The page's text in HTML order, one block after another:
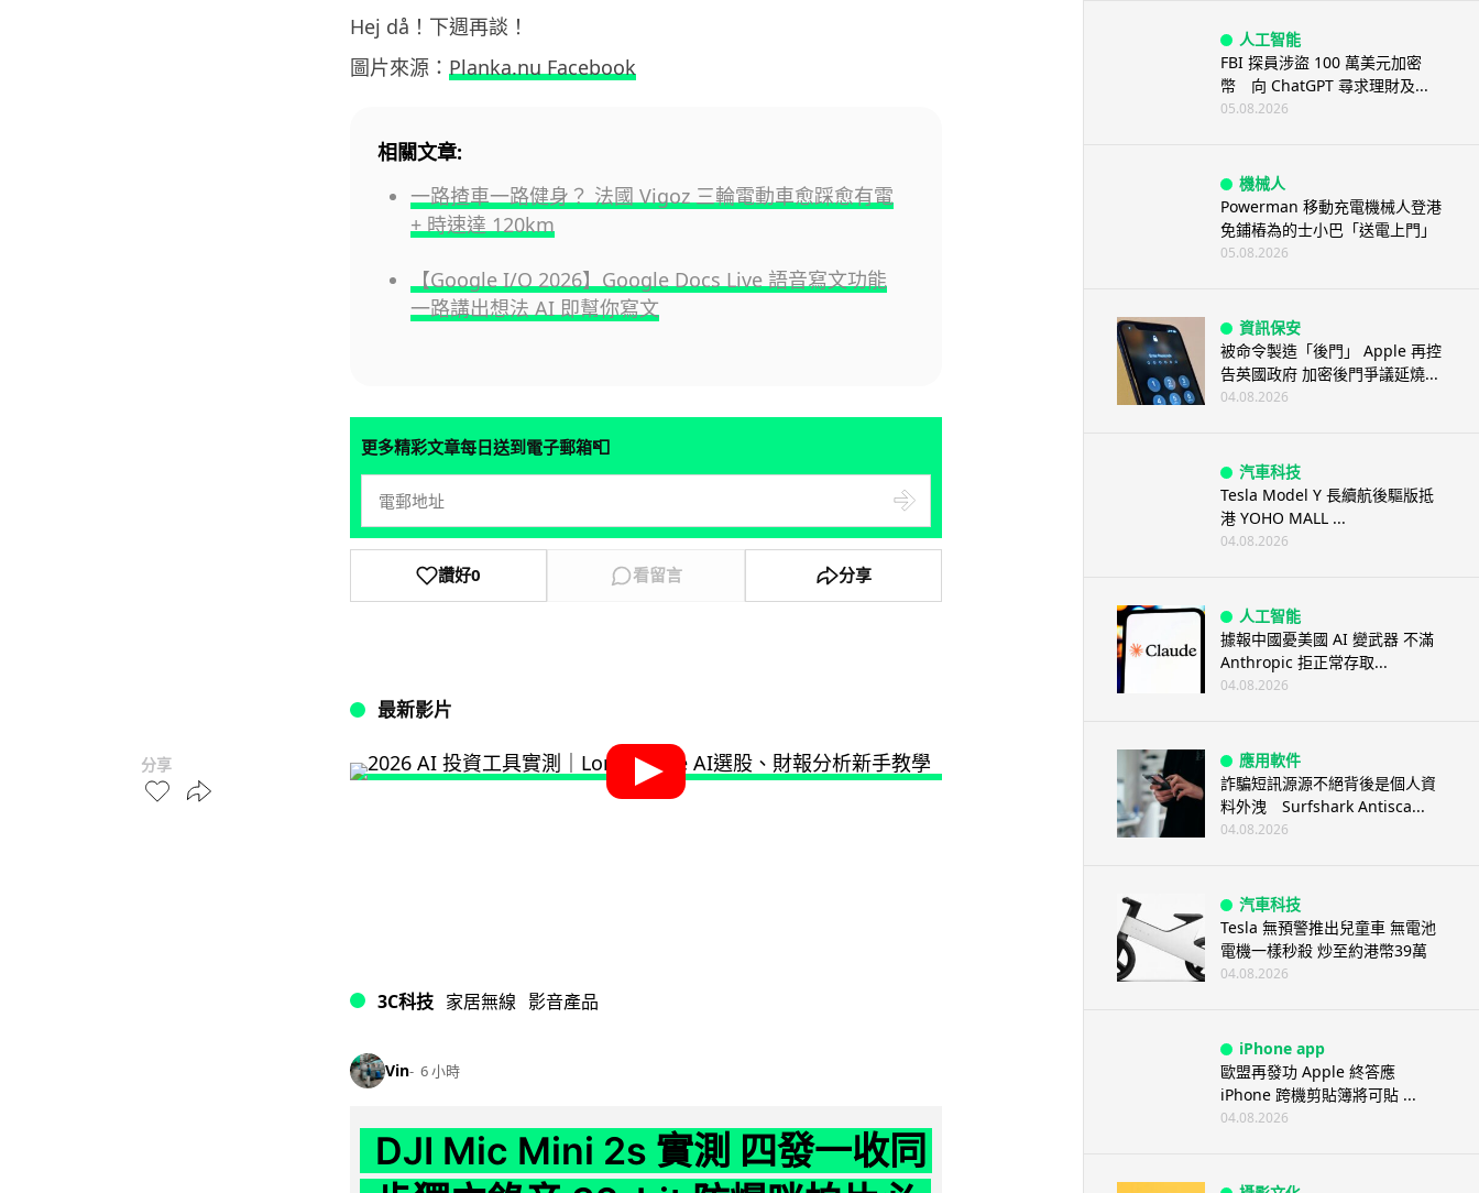
分享
Hej då！下週再談！
圖片來源： Planka.nu Facebook
相關文章:
一路揸車一路健身？ 法國 Vigoz 三輪電動車愈踩愈有電
+ 時速達 120km
【Google I/O 2026】Google Docs Live 語音寫文功能
一路講出想法 AI 即幫你寫文
更多精彩文章每日送到電子郵箱📮
讚好0 看留言 分享
最新影片
3C科技 家居無線 影音產品
Vin 6 小時
DJI Mic Mini 2s 實測 四發一收同
人工智能
FBI 探員涉盜 100 萬美元加密
幣 向 ChatGPT 尋求理財及...
05.08.2026
機械人
Powerman 移動充電機械人登港
免鋪樁為的士小巴「送電上門」
05.08.2026
資訊保安
被命令製造「後門」 Apple 再控
告英國政府 加密後門爭議延燒...
04.08.2026
汽車科技
Tesla Model Y 長續航後驅版抵
港 YOHO MALL ...
04.08.2026
人工智能
據報中國憂美國 AI 變武器 不滿
Anthropic 拒正常存取...
04.08.2026
應用軟件
詐騙短訊源源不絕背後是個人資
料外洩 Surfshark Antisca...
04.08.2026
汽車科技
Tesla 無預警推出兒童車 無電池
電機一樣秒殺 炒至約港幣39萬
04.08.2026
iPhone app
歐盟再發功 Apple 終答應
iPhone 跨機剪貼簿將可貼 ...
04.08.2026